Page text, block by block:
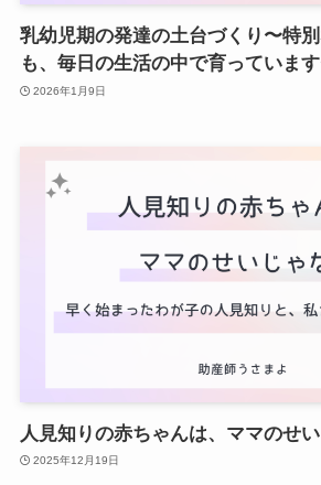
乳幼児期の発達の土台づくり〜特
も、毎日の生活の中で育っていま
2026年1月9日
人見知りの赤ちゃんは、ママのせ
2025年12月19日